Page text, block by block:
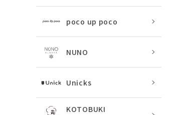
poco up poco
NUNO
Unicks
KOTOBUKI